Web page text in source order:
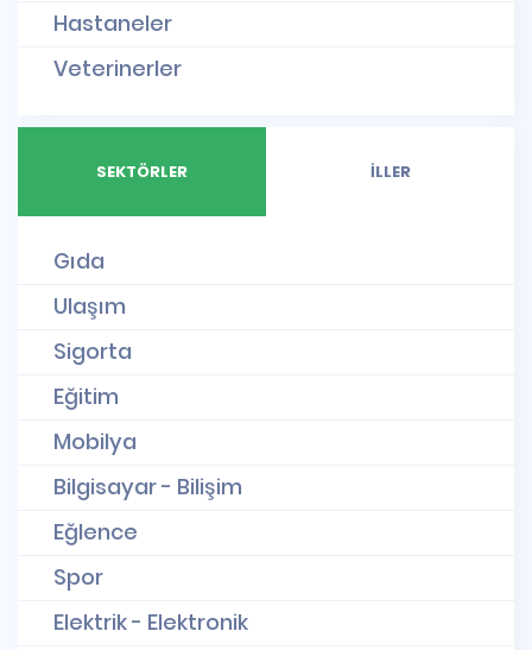
Hastaneler
Veterinerler
SEKTÖRLER İLLER
Gıda
Ulaşım
Sigorta
Eğitim
Mobilya
Bilgisayar - Bilişim
Eğlence
Spor
Elektrik - Elektronik